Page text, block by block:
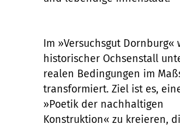
Im »Versuchsgut Dornburg«
historischer Ochsenstall
realen Bedingungen im
transformiert. Ziel ist es,
»Poetik der nachhaltigen
Konstruktion« zu kreieren,